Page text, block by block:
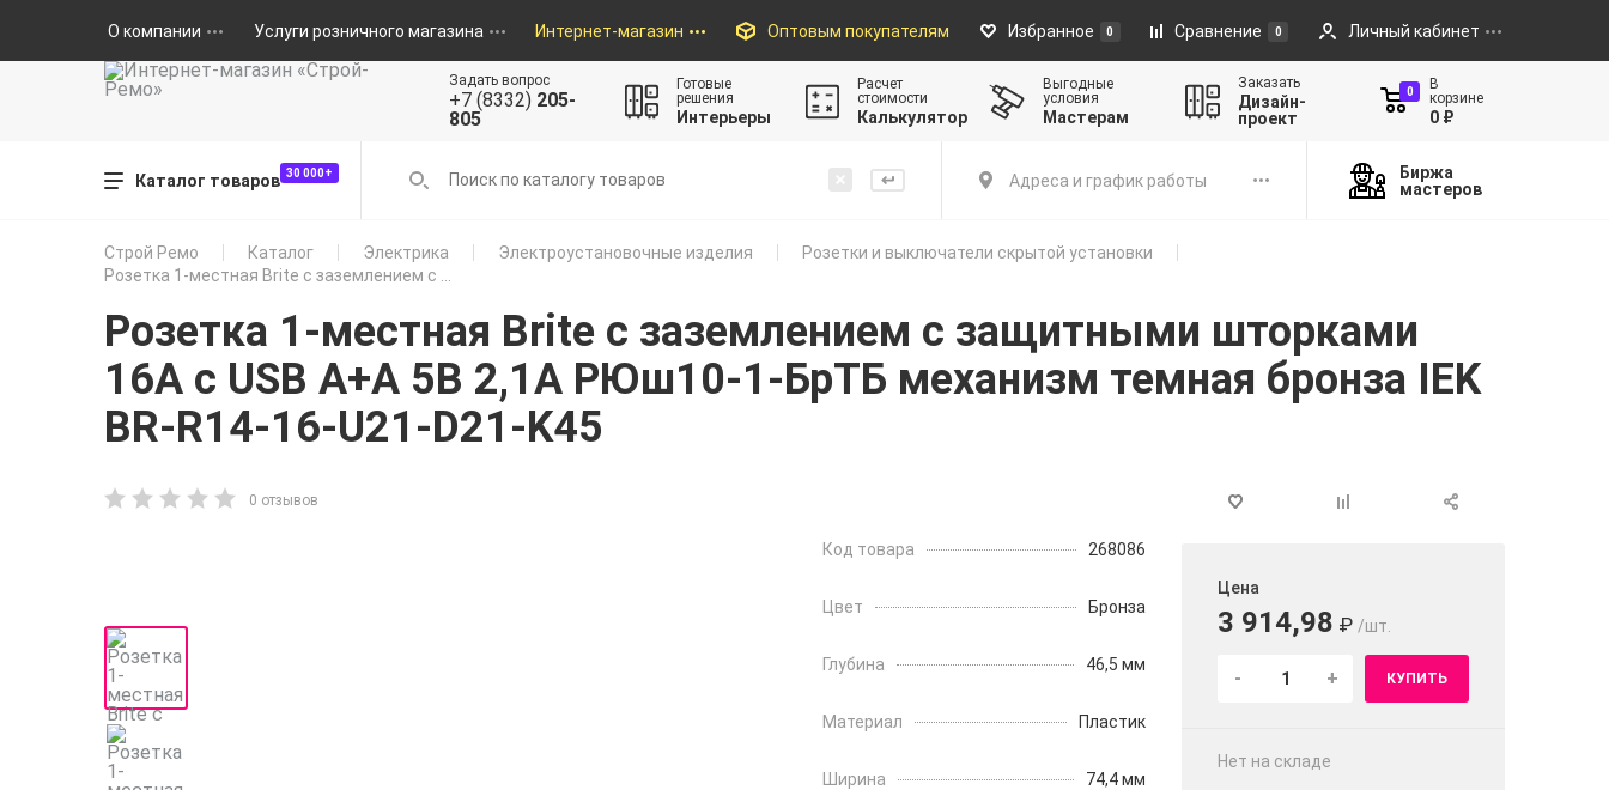
О компании Услуги розничного магазина Интернет-магазин Оптовым покупателям Избранное 0 Сравнение 0 Личный кабинет
Задать вопрос
+7 (8332) 205-
805
Готовые
решения
Интерьеры
Расчет
стоимости
Калькулятор
Выгодные
условия
Мастерам
Заказать
Дизайн-
проект
0
В
корзине
0 ₽
Каталог товаров 30 000+ Адреса и график работы
Биржа
мастеров
Строй Ремо Каталог Электрика Электроустановочные изделия
Розетки и выключатели скрытой установки
Розетка 1-местная Brite с заземлением с ...
Розетка 1-местная Brite с заземлением с защитными шторками
16А с USB A+A 5В 2,1А РЮш10-1-БрТБ механизм темная бронза IEK
BR-R14-16-U21-D21-K45
0 отзывов
Код товара 268086
Цвет Бронза
Глубина 46,5 мм
Материал Пластик
Ширина 74,4 мм
Цена
3 914,98 ₽ /шт.
- + КУПИТЬ
Нет на складе